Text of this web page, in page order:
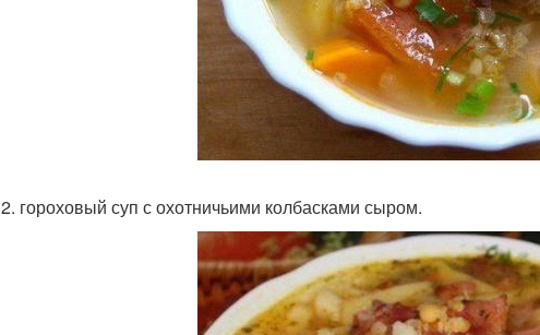
2. гороховый суп с охотничьими колбасками сыром.